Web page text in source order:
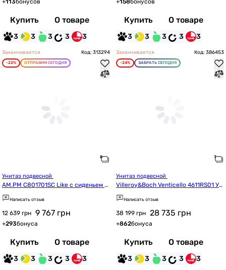
+113бонусов
Купить О товаре
3 3 3 3 3
+158бонусов
Купить О товаре
3 3 3 3 3
Заканчивается Код: 313294
-22% ОТПРАВИМ СЕГОДНЯ
AM.PM C801701SC Like с сиденьем м
икролифт
Написать отзыв
12 639 грн 9 767 грн
+293бонуса
Купить О товаре
3 3 3 3 3
Заканчивается Код: 386453
-24% ЗАБРАТЬ СЕГОДНЯ
Villeroy&Boch Venticello 4611RS01 Уц
енка
Написать отзыв
38 199 грн 28 735 грн
+862бонуса
Купить О товаре
3 3 3 3 3